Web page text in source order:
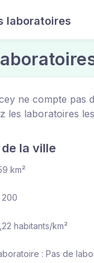
laboratoires
ne compte pas
les laboratoires
la ville
km²
200
habitants/km²
: Pas de